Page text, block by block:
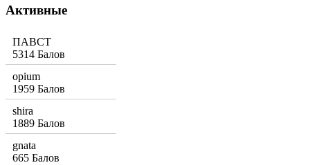
Активные
ПАВСТ
5314 Балов
opium
1959 Балов
shira
1889 Балов
gnata
665 Балов